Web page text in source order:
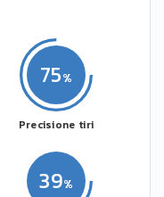
39
75
Precisione tiri